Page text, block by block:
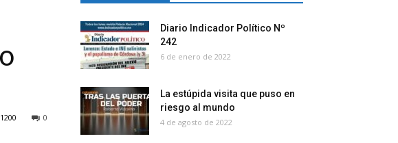
0
1200
Diario Indicador Político Nº
242
6 de enero de 2022
La estúpida visita que puso en
riesgo al mundo
4 de agosto de 2022